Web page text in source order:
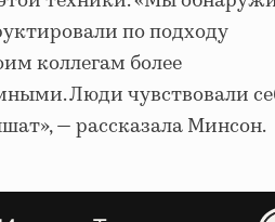
по подходу
коллегам более
Люди чувствовали
— рассказала Минсон.